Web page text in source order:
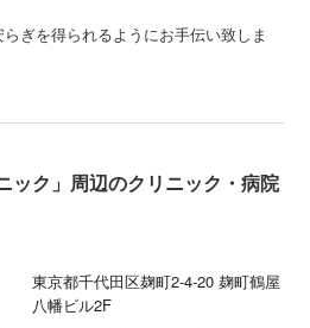
ぎを得られるようにお手伝い致しま
ック」周辺のクリニック・病院
東京都千代田区麹町2-4-20 麹町鶴屋
八幡ビル2F